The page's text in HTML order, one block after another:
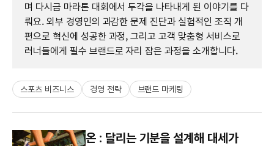
며 다시금 마라톤 대회에서 두각을 나타내게 된 이야기를 다
뤄요. 외부 경영인의 과감한 문제 진단과 실험적인 조직 개
편으로 혁신에 성공한 과정, 그리고 고객 맞춤형 서비스로
러너들에게 필수 브랜드로 자리 잡은 과정을 소개합니다.
스포츠 비즈니스 경영 전략 브랜드 마케팅
온 : 달리는 기분을 설계해 대세가